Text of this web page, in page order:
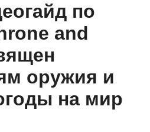
по
and
оружия и
на мир